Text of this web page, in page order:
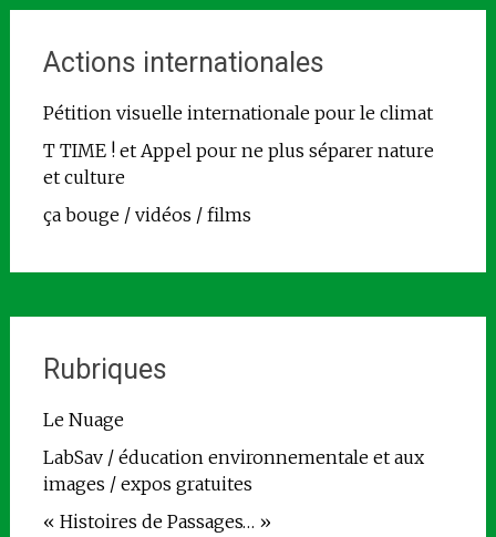
Actions internationales
Pétition visuelle internationale pour le climat
T TIME ! et Appel pour ne plus séparer nature
et culture
ça bouge / vidéos / films
Rubriques
Le Nuage
LabSav / éducation environnementale et aux
images / expos gratuites
« Histoires de Passages… »